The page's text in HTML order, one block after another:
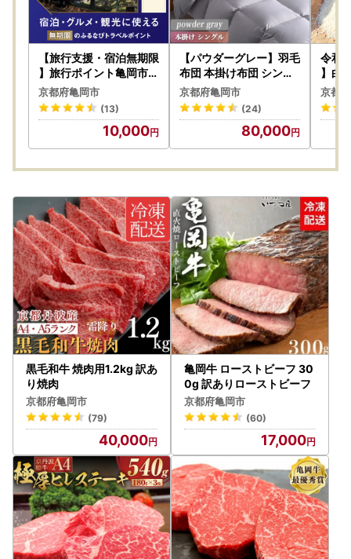
た場合の再送はいたしかねます。
お受け取りできない期間がある場合には、お手数ですが
お申し込み時に「備考欄」へご記入いただき、必ずお知らせ
くださいますようお願いいたします。
■確認・案内メールについて
お申込み・決済完了の際には申込み確認メール、
ご予約・期間限定品につきましては発送時期案内メール
必ずメールをご確認いただき、お受け取りいただきますよう
■フルーツ・野菜等の返礼品について
天災・天候等諸事情の影響による収穫量の激減、著しい品質
問題などが生じた場合には、
発送順延・発送不可となる場合がございます。
発送不可となった場合には別の返礼品を代品としてお送りす
るなどの対応をさせていただきます。
【ワンストップ特例申請書について】
ワンストップ特例申請書は、寄附金受領証明書とともにお送
りしています。
ワンストップ特例申請書、寄附金受領証明書ともに、お申込
後（ご入金後）2週間程度でお手元に到着するようにお送り
しています。
ワンストップ特例申請書は、予めご寄附者様の情報を印字し
てお送りしていますので、申請される場合は、内容の確認と
（万が一、誤りがあればお手数ですが御寄附者者様にて訂正
してください）、チェック箇所へのチェックの記入と、押
印、マイナンバー関係の書類を添えて、同封の返信用封筒で
お送りください。
【旅行支援・宿泊無期限
】旅行ポイント亀岡市ふ
るなびトラベルポイント
京都府亀岡市
(13)
10,000
【パウダーグレー】羽毛
布団 本掛け布団 シング
ル アクア
京都府亀岡市
(24)
80,000
令和
】白
精米
京都
黒毛和牛 焼肉用1.2kg 訳あ
り焼肉
京都府亀岡市
(79)
40,000
亀岡牛 ローストビーフ 30
0g 訳ありローストビーフ
京都府亀岡市
(60)
17,000